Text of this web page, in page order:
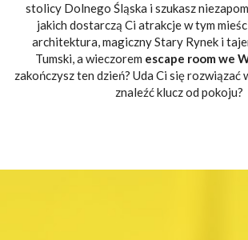
stolicy Dolnego Śląska i szukasz
jakich dostarczą Ci atrakcje w tym
architektura, magiczny Stary Rynek i
Tumski, a wieczorem escape room we
zakończysz ten dzień? Uda Ci się rozwiązać
znaleźć klucz od pokoju?